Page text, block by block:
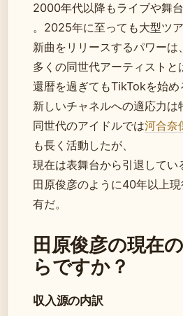
2000年代以降もライブや舞
。2025年に至っても大型ツア
新曲をリリースするパワーは、
多くの同世代アーティストと
還暦を過ぎてもTikTokを始め
新しいチャネルへの適応力は
同世代のアイドルでは河合奈
も長く活動したが、
現在は表舞台から引退してい
田原俊彦のように40年以上
有だ。
田原俊彦の現在
らですか？
収入源の内訳